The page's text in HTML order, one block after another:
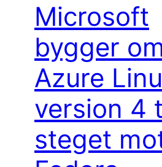
Microsoft
bygger
Azure
version 4
steget